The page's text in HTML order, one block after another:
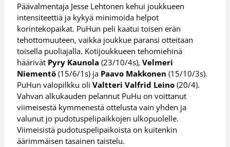
Päävalmentaja Jesse Lehtonen kehui joukkueen
intensiteettiä ja kykyä minimoida helpot
korintekopaikat. PuHun peli kaatui toisen erän
tehottomuuteen, vaikka joukkue paransi otteitaan
toisella puoliajalla. Kotijoukkueen tehomiehinä
häärivät Pyry Kaunola (23/10/4s),Velmeri
Niementö (15/6/1s) ja Paavo Makkonen (15/10/3s).
PuHun valopilkku oliValtteri Valfrid Leino (20/4).
Vahvan alkukauden pelannut PuHu on voittanut
viimeisestä kymmenestä ottelusta vain yhden ja
valunut jo pudotuspelipaikkojen ulkopuolelle.
Viimeisistä pudotuspelipaikoista on kuitenkin
äärimmäisen tasainen taistelu.